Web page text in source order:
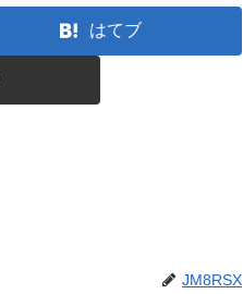
はてブ
JM8RSX